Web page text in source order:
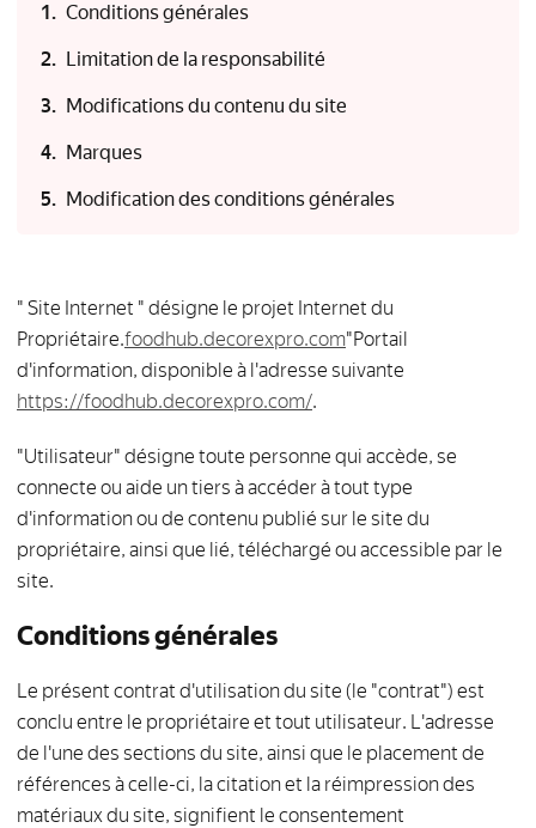
Conditions générales
Limitation de la responsabilité
Modifications du contenu du site
Marques
Modification des conditions générales
" Site Internet " désigne le projet Internet du
Propriétaire.foodhub.decorexpro.com"Portail
d'information, disponible à l'adresse suivante
https://foodhub.decorexpro.com/.
"Utilisateur" désigne toute personne qui accède, se
connecte ou aide un tiers à accéder à tout type
d'information ou de contenu publié sur le site du
propriétaire, ainsi que lié, téléchargé ou accessible par le
site.
Conditions générales
Le présent contrat d'utilisation du site (le "contrat") est
conclu entre le propriétaire et tout utilisateur. L'adresse
de l'une des sections du site, ainsi que le placement de
références à celle-ci, la citation et la réimpression des
matériaux du site, signifient le consentement